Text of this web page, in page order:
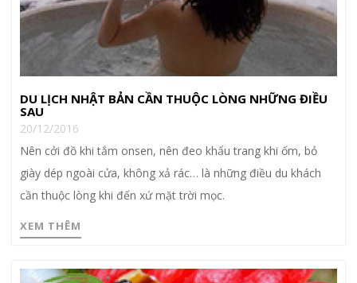
DU LỊCH NHẬT BẢN CẦN THUỘC LÒNG NHỮNG ĐIỀU
SAU
20/12/2016
Nên cởi đồ khi tắm onsen, nên đeo khẩu trang khi ốm, bỏ
giày dép ngoài cửa, không xả rác… là những điều du khách
cần thuộc lòng khi đến xứ mặt trời mọc.
XEM THÊM